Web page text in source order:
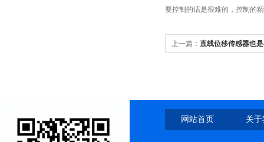
要控制的话是很难的，控制的
上一篇： 直线位移传感器也
网站首页 关